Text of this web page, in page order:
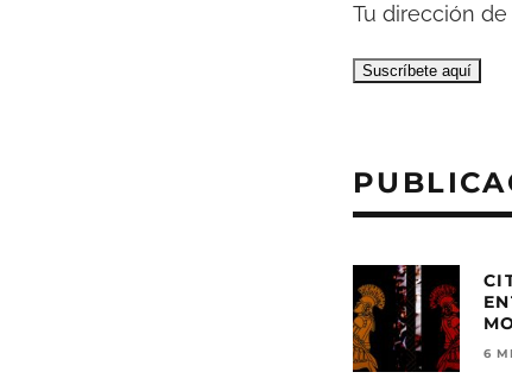
Tu dirección de
6